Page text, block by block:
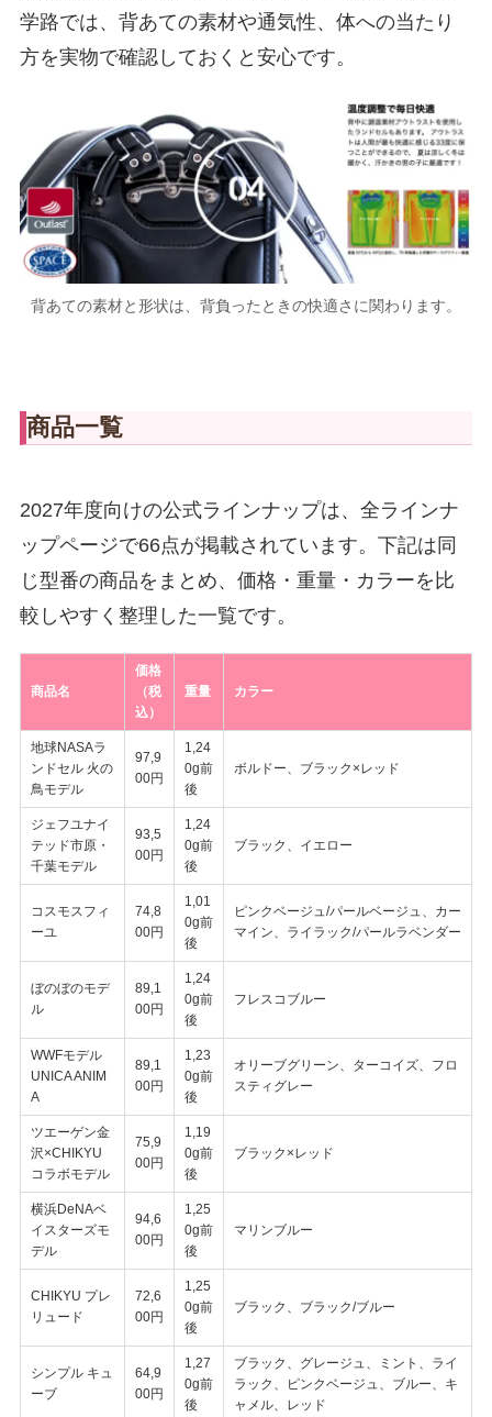
学路では、背あての素材や通気性、体への当たり
方を実物で確認しておくと安心です。
背あての素材と形状は、背負ったときの快適さに関わります。
商品一覧
2027年度向けの公式ラインナップは、全ラインナ
ップページで66点が掲載されています。下記は同
じ型番の商品をまとめ、価格・重量・カラーを比
較しやすく整理した一覧です。
商品名
価格
（税
込）
重量 カラー
地球NASAラ
ンドセル 火の
鳥モデル
97,9
00円
1,24
0g前
後
ボルドー、ブラック×レッド
ジェフユナイ
テッド市原・
千葉モデル
93,5
00円
1,24
0g前
後
ブラック、イエロー
コスモスフィ
ーユ
74,8
00円
1,01
0g前
後
ピンクベージュ/パールベージュ、カー
マイン、ライラック/パールラベンダー
ぼのぼのモデ
ル
89,1
00円
1,24
0g前
後
フレスコブルー
WWFモデル
UNICA ANIM
A
89,1
00円
1,23
0g前
後
オリーブグリーン、ターコイズ、フロ
スティグレー
ツエーゲン金
沢×CHIKYU
コラボモデル
75,9
00円
1,19
0g前
後
ブラック×レッド
横浜DeNAベ
イスターズモ
デル
94,6
00円
1,25
0g前
後
マリンブルー
CHIKYU プレ
リュード
72,6
00円
1,25
0g前
後
ブラック、ブラック/ブルー
シンプル キュ
ーブ
64,9
00円
1,27
0g前
後
ブラック、グレージュ、ミント、ライ
ラック、ピンクベージュ、ブルー、キ
ャメル、レッド